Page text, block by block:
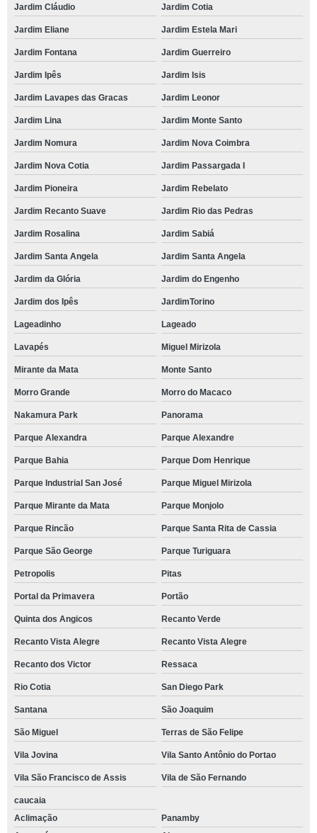
Jardim Cláudio Jardim Cotia
Jardim Eliane Jardim Estela Mari
Jardim Fontana Jardim Guerreiro
Jardim Ipês Jardim Isis
Jardim Lavapes das Gracas Jardim Leonor
Jardim Lina Jardim Monte Santo
Jardim Nomura Jardim Nova Coimbra
Jardim Nova Cotia Jardim Passargada I
Jardim Pioneira Jardim Rebelato
Jardim Recanto Suave Jardim Rio das Pedras
Jardim Rosalina Jardim Sabiá
Jardim Santa Angela Jardim Santa Angela
Jardim da Glória Jardim do Engenho
Jardim dos Ipês JardimTorino
Lageadinho Lageado
Lavapés Miguel Mirizola
Mirante da Mata Monte Santo
Morro Grande Morro do Macaco
Nakamura Park Panorama
Parque Alexandra Parque Alexandre
Parque Bahia Parque Dom Henrique
Parque Industrial San José Parque Miguel Mirizola
Parque Mirante da Mata Parque Monjolo
Parque Rincão Parque Santa Rita de Cassia
Parque São George Parque Turiguara
Petropolis Pitas
Portal da Primavera Portão
Quinta dos Angicos Recanto Verde
Recanto Vista Alegre Recanto Vista Alegre
Recanto dos Victor Ressaca
Rio Cotia San Diego Park
Santana São Joaquim
São Miguel Terras de São Felipe
Vila Jovina Vila Santo Antônio do Portao
Vila São Francisco de Assis Vila de São Fernando
caucaia
Aclimação
Panamby